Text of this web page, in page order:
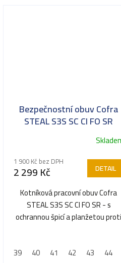
46 47 48
Bezpečnostní obuv Cofra
STEAL S3S SC CI FO SR
hodnocení
produktu
je
5,0
5
1 900 Kč bez DPH
2 299 Kč DETAIL
Kotníková pracovní obuv Cofra
STEAL S3S SC CI FO SR - s
ochrannou špicí a planžetou proti
39
40 41 42 43 44